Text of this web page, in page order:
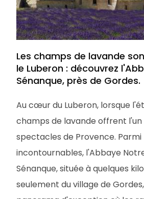
Les champs de lavande
le Luberon : découvrez
Sénanque, près de Gordes.
Au cœur du Luberon, lorsque
champs de lavande offrent l'un
spectacles de Provence. Parmi
incontournables, l'Abbaye
Sénanque, située à quelques
seulement du village de